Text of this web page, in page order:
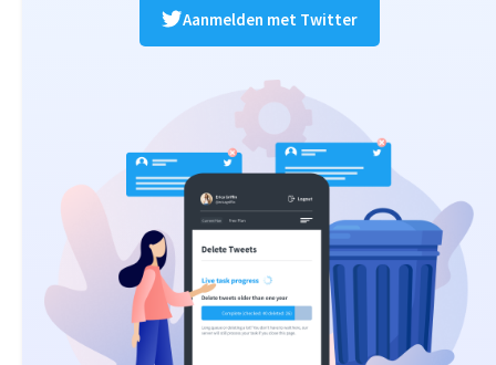
Aanmelden met Twitter